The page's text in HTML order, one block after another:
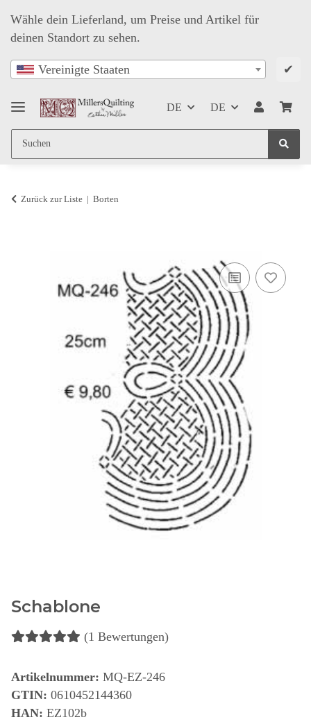
Wähle dein Lieferland, um Preise und Artikel für
deinen Standort zu sehen.
Vereinigte Staaten ✔
DE DE
Zurück zur Liste Borten
Schablone
(1 Bewertungen)
Artikelnummer: MQ-EZ-246
GTIN: 0610452144360
HAN: EZ102b